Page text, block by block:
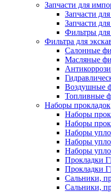
Запчасти для
Запчасти
Запчасти
Фильтры
Фильтра для
Салонные
Масляные
Воздушные
Топливные
Наборы прокладок
Наборы
Наборы
Наборы
Наборы
Наборы
Прокладки
Прокладки
Сальники,
Сальники,